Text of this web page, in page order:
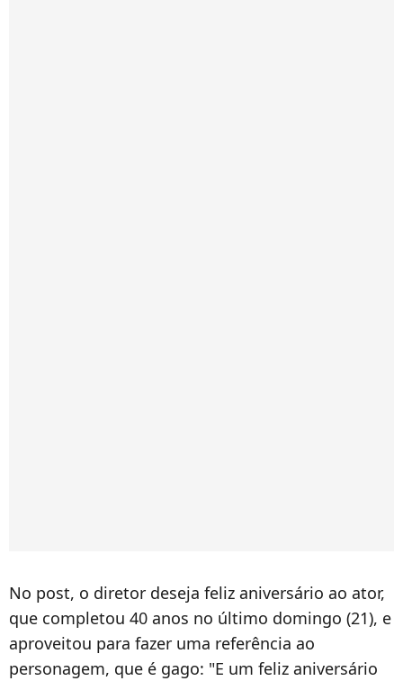
No post, o diretor deseja feliz aniversário ao ator,
que completou 40 anos no último domingo (21), e
aproveitou para fazer uma referência ao
personagem, que é gago: "E um feliz aniversário